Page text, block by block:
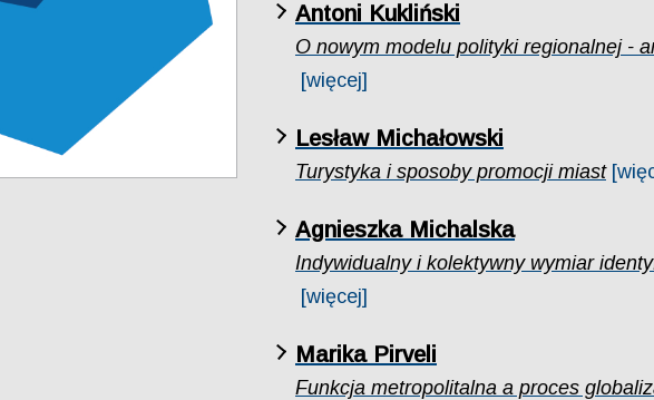
Antoni Kukliński
O nowym modelu polityki regionalnej -
[więcej]
Lesław Michałowski
Turystyka i sposoby promocji miast
Agnieszka Michalska
Indywidualny i kolektywny wymiar
[więcej]
Marika Pirveli
Funkcja metropolitalna a proces